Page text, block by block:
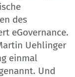
des
eGovernance.
Uehlinger
einmal
Und